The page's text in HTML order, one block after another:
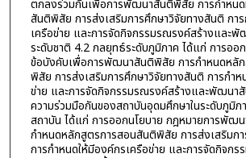
ตกลงร่วมกันเพื่อการพัฒนาสันติพิสัย การกำหน
สันติพิสัย การส่งเสริมการศึกษาวิจัยทางสันติ กา
เครือข่าย และการจัดกิจกรรมรณรงค์สร้างและ
ระดับชาติ 4.2 กลยุทธ์ระดับภูมิภาค ได้แก่ การออ
ข้อบังคับเพื่อการพัฒนาสันติพิสัย การกำหนดหลั
พิสัย การส่งเสริมการศึกษาวิจัยทางสันติ การกำห
ข่าย และการจัดกิจกรรมรณรงค์สร้างและพัฒนา
ความร่วมมือกันของสถาบันอุดมศึกษาในระดับภูมิ
สถาบัน ได้แก่ การออกนโยบาย กฎหมายการพัฒ
กำหนดหลักสูตรการสอนสันติพิสัย การส่งเสริมก
การกำหนดให้มีองค์กรเครือข่าย และการจัดกิจก